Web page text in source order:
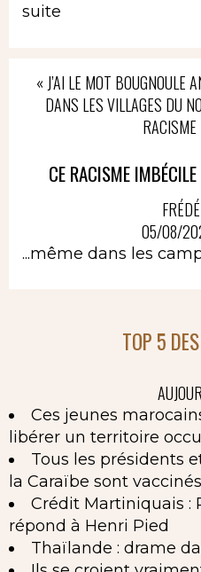
suite
« J’AI LE MOT BOUGNOULE
DANS LES VILLAGES DU
RACISME
CE RACISME
05/08/
...même dans les
TOP 5
Ces jeunes
libérer un territoire
Tous les présidents
la Caraïbe sont vaccinés
Crédit Martiniquais :
répond à Henri Pied
Thaïlande : drame